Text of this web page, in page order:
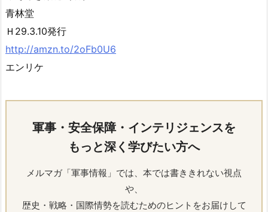
青林堂
Ｈ29.3.10発行
http://amzn.to/2oFb0U6
エンリケ
軍事・安全保障・インテリジェンスを
もっと深く学びたい方へ
メルマガ「軍事情報」では、本では書ききれない視点
や、
歴史・戦略・国際情勢を読むためのヒントをお届けして